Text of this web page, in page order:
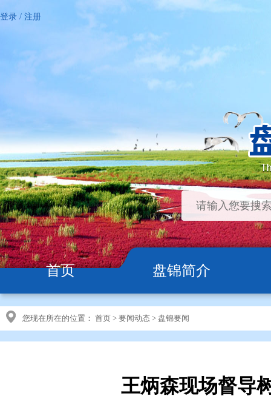
登录 / 注册
首页 盘锦简介
您现在所在的位置： 首页 > 要闻动态 > 盘锦要闻
王炳森现场督导